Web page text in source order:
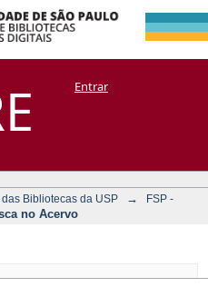
Acervo
+ CoriscoEntrar
Bibliotecas da USP →
FSP -
no Acervo